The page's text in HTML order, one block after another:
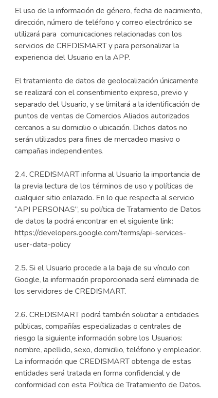
El uso de la información de género, fecha de nacimiento,
dirección, número de teléfono y correo electrónico se
utilizará para comunicaciones relacionadas con los
servicios de CREDISMART y para personalizar la
experiencia del Usuario en la APP.
El tratamiento de datos de geolocalización únicamente
se realizará con el consentimiento expreso, previo y
separado del Usuario, y se limitará a la identificación de
puntos de ventas de Comercios Aliados autorizados
cercanos a su domicilio o ubicación. Dichos datos no
serán utilizados para fines de mercadeo masivo o
campañas independientes.
2.4. CREDISMART informa al Usuario la importancia de
la previa lectura de los términos de uso y políticas de
cualquier sitio enlazado. En lo que respecta al servicio
“API PERSONAS”, su política de Tratamiento de Datos
de datos la podrá encontrar en el siguiente link:
https://developers.google.com/terms/api-services-
user-data-policy
2.5. Si el Usuario procede a la baja de su vínculo con
Google, la información proporcionada será eliminada de
los servidores de CREDISMART.
2.6. CREDISMART podrá también solicitar a entidades
públicas, compañías especializadas o centrales de
riesgo la siguiente información sobre los Usuarios:
nombre, apellido, sexo, domicilio, teléfono y empleador.
La información que CREDISMART obtenga de estas
entidades será tratada en forma confidencial y de
conformidad con esta Política de Tratamiento de Datos.